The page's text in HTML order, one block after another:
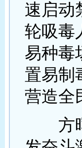
速启动
轮吸毒
易种毒
置易制
营造全
方晖